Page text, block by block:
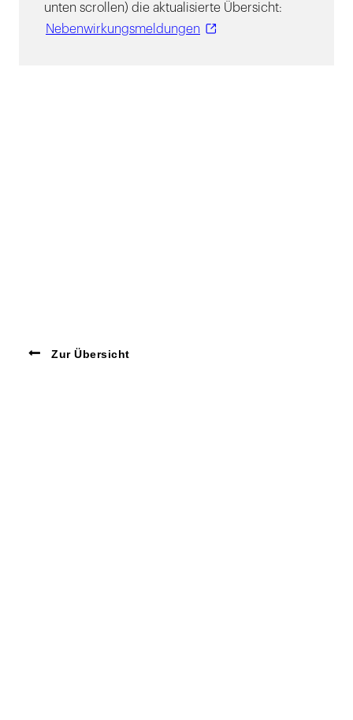
unten scrollen) die aktualisierte Übersicht:
Nebenwirkungsmeldungen
Zur Übersicht